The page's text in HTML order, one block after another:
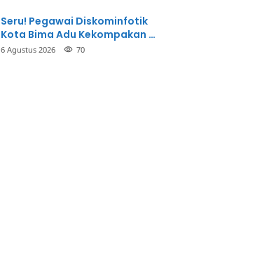
Seru! Pegawai Diskominfotik
Kota Bima Adu Kekompakan di
Lomba HUT RI
6 Agustus 2026 70